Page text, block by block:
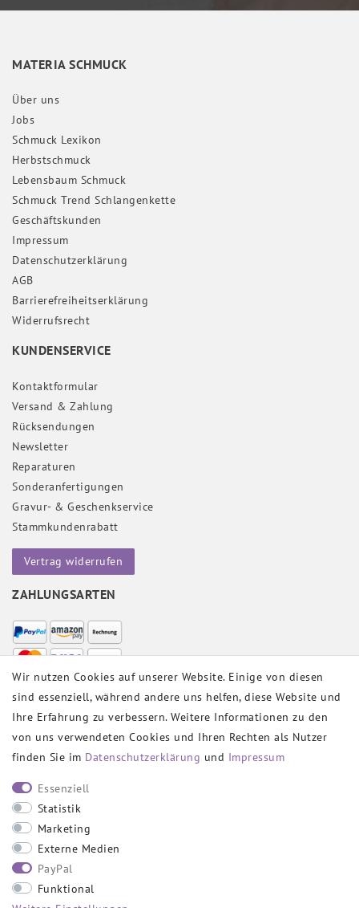
MATERIA SCHMUCK
Über uns
Jobs
Schmuck Lexikon
Herbstschmuck
Lebensbaum Schmuck
Schmuck Trend Schlangenkette
Geschäftskunden
Impressum
Daten­schutz­erklärung
AGB
Barrierefreiheitserklärung
Widerrufs­recht
KUNDENSERVICE
Kontaktformular
Versand & Zahlung
Rücksendungen
Newsletter
Reparaturen
Sonderanfertigungen
Gravur- & Geschenkservice
Stammkundenrabatt
Vertrag widerrufen
ZAHLUNGSARTEN
VERSANDPARTNER
SOCIAL
SICHER EINKAUFEN
Wir nutzen Cookies auf unserer Website. Einige von diesen
sind essenziell, während andere uns helfen, diese Website und
Ihre Erfahrung zu verbessern. Weitere Informationen zu den
von uns verwendeten Cookies und Ihren Rechten als Nutzer
finden Sie im Daten­schutz­erklärung und Impressum
Essenziell
Statistik
Marketing
Externe Medien
PayPal
Funktional